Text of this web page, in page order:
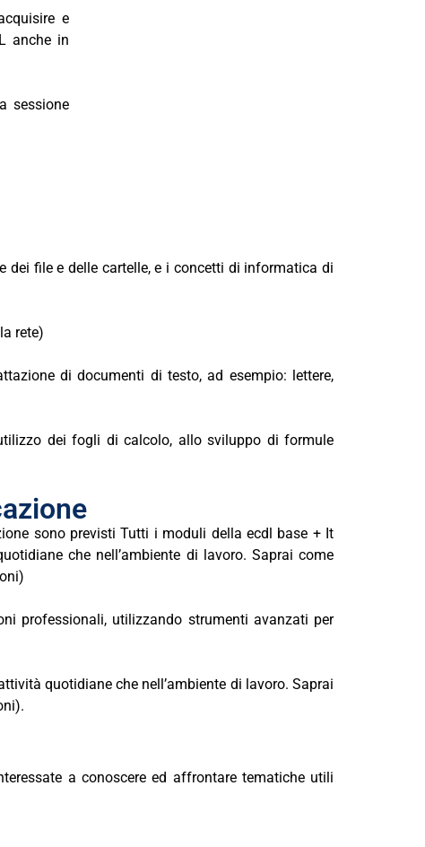
e
anche in
sessione
dei file e delle cartelle, e i concetti di informatica di
rete)
di documenti di testo, ad esempio: lettere,
dei fogli di calcolo, allo sviluppo di formule
sono previstiTutti i moduli della ecdl base + It
che nell’ambiente di lavoro. Saprai come
professionali, utilizzando strumenti avanzati per
quotidiane che nell’ambiente di lavoro. Saprai
a conoscereed affrontare tematiche utili